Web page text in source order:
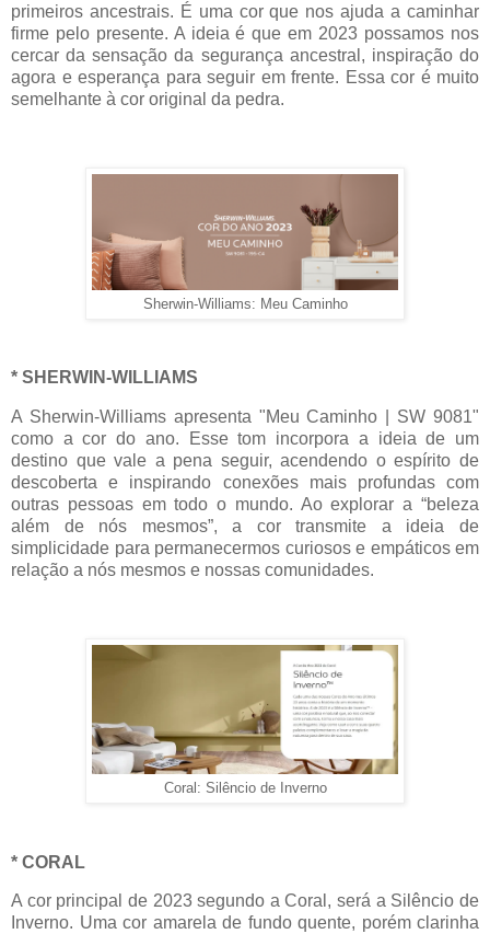
primeiros ancestrais. É uma cor que nos ajuda a caminhar
firme pelo presente. A ideia é que em 2023 possamos nos
cercar da sensação da segurança ancestral, inspiração do
agora e esperança para seguir em frente. Essa cor é muito
semelhante à cor original da pedra.
Sherwin-Williams: Meu Caminho
* SHERWIN-WILLIAMS
A Sherwin-Williams apresenta "Meu Caminho | SW 9081"
como a cor do ano. Esse tom incorpora a ideia de um
destino que vale a pena seguir, acendendo o espírito de
descoberta e inspirando conexões mais profundas com
outras pessoas em todo o mundo. Ao explorar a “beleza
além de nós mesmos”, a cor transmite a ideia de
simplicidade para permanecermos curiosos e empáticos em
relação a nós mesmos e nossas comunidades.
Coral: Silêncio de Inverno
* CORAL
A cor principal de 2023 segundo a Coral, será a Silêncio de
Inverno. Uma cor amarela de fundo quente, porém clarinha